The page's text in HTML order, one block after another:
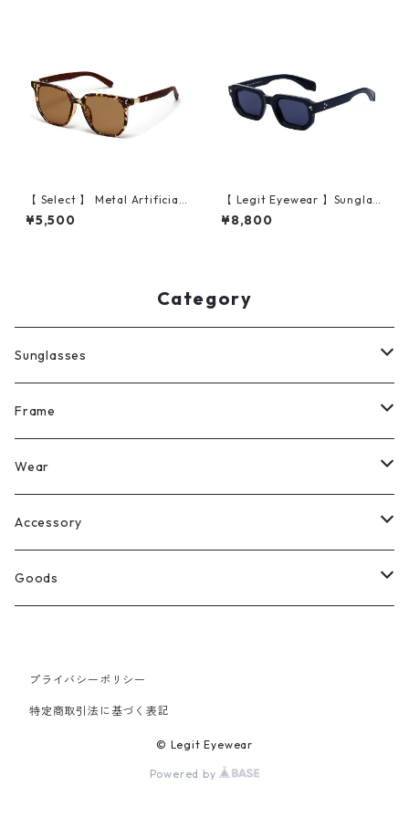
【 Select 】 Metal Artificial
Wood Vintage Sunglasses
(Leopard )
¥5,500
【 Legit Eyewear 】Sunglas
ses Shirakawa (Black/Grey)
¥8,800
Category
Sunglasses
All
Legit Eyewear
Select
Frame
ボストン
ウェリントン
スクエア
ラウンド
Wear
All
Tee
Sewat
Accessory
Ring
Silver
Bracelet
Goods
Cap
プライバシーポリシー
特定商取引法に基づく表記
© Legit Eyewear
Powered by